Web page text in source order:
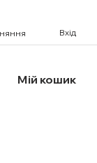
Вхід
Мій кошик